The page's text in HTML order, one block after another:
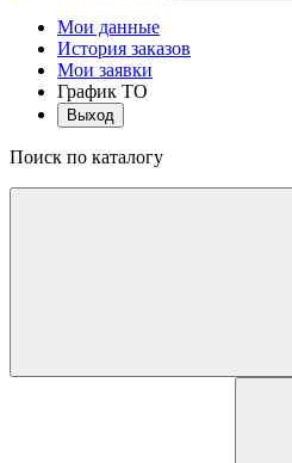
Мои данные
История заказов
Мои заявки
График ТО
Выход
Поиск по каталогу